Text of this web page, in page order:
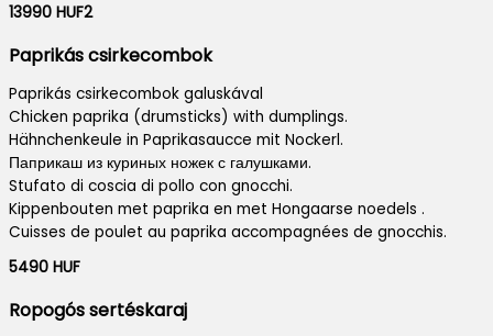
13990 HUF2
Paprikás csirkecombok
Paprikás csirkecombok galuskával
Chicken paprika (drumsticks) with dumplings.
Hähnchenkeule in Paprikasaucce mit Nockerl.
Паприкаш из куриных ножек с галушками.
Stufato di coscia di pollo con gnocchi.
Kippenbouten met paprika en met Hongaarse noedels .
Cuisses de poulet au paprika accompagnées de gnocchis.
5490 HUF
Ropogós sertéskaraj